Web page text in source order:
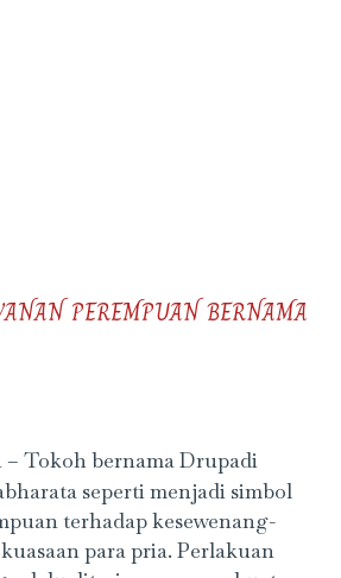
PEREMPUAN BERNAMA
Tokoh bernama Drupadi
seperti menjadi simbol
terhadap kesewenang-
para pria. Perlakuan